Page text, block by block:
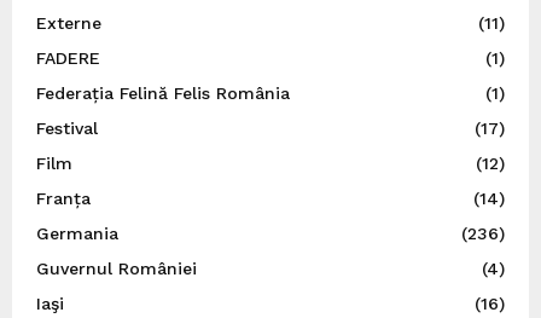
Externe
(11)
FADERE
(1)
Federația Felină Felis România
(1)
Festival
(17)
Film
(12)
Franța
(14)
Germania
(236)
Guvernul României
(4)
Iaşi
(16)